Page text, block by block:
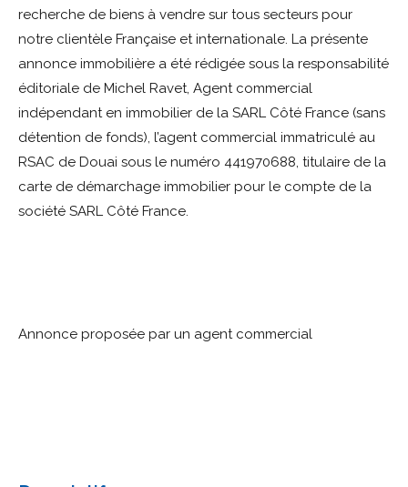
recherche de biens à vendre sur tous secteurs pour
notre clientèle Française et internationale. La présente
annonce immobilière a été rédigée sous la responsabilité
éditoriale de Michel Ravet, Agent commercial
indépendant en immobilier de la SARL Côté France (sans
détention de fonds), l’agent commercial immatriculé au
RSAC de Douai sous le numéro 441970688, titulaire de la
carte de démarchage immobilier pour le compte de la
société SARL Côté France.
Annonce proposée par un agent commercial